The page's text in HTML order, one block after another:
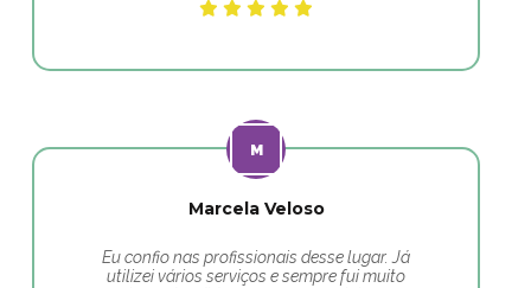
Marcela Veloso
Eu confio nas profissionais desse lugar. Já
utilizei vários serviços e sempre fui muito